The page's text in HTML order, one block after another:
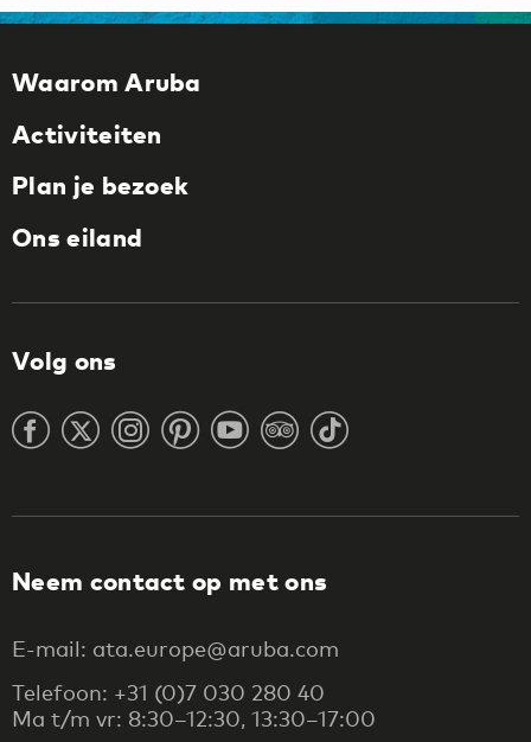
Waarom Aruba
Activiteiten
Plan je bezoek
Ons eiland
Volg ons
Neem contact op met ons
E-mail: ata.europe@aruba.com
Telefoon: +31 (0)7 030 280 40
Ma t/m vr: 8:30–12:30, 13:30–17:00